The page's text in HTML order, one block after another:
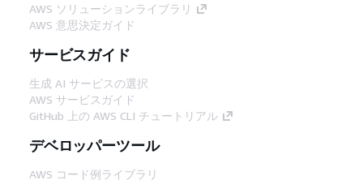
AWS ソリューションライブラリ
AWS 意思決定ガイド
サービスガイド
生成 AI サービスの選択
AWS サービスガイド
GitHub 上の AWS CLI チュートリアル
デベロッパーツール
AWS コード例ライブラリ